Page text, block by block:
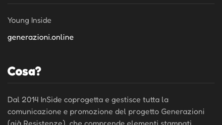
Young Inside
generazioni.online
Cosa?
Dal 2014 InSide coprogetta e gestisce tutta la
comunicazione e promozione del progetto Generazioni
(già Resistenze), che comprende elementi stampati